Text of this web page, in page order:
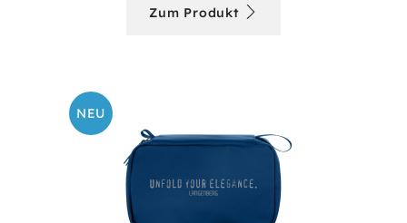
Stauraum. Ein Mesh-Fach im Inneren sorgt
Tragehenkel macht die Tasche besonders
praktisch. Mit einem Volumen von ca. 2,5
Litern ist diese Kosmetiktasche der ideale
Begleiter für Reisen und den täglichen
Gebrauch.
Zum Produkt
NEU